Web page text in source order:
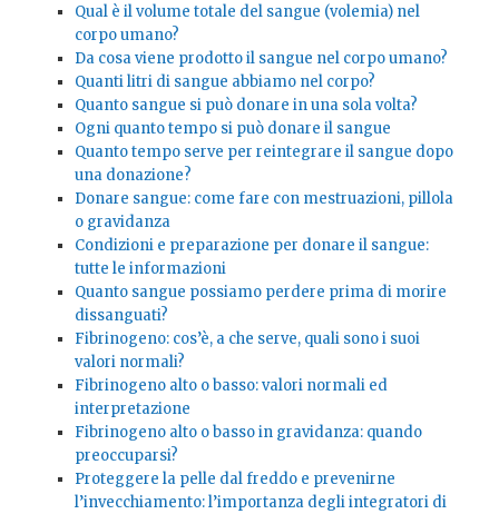
Qual è il volume totale del sangue (volemia) nel
corpo umano?
Da cosa viene prodotto il sangue nel corpo umano?
Quanti litri di sangue abbiamo nel corpo?
Quanto sangue si può donare in una sola volta?
Ogni quanto tempo si può donare il sangue
Quanto tempo serve per reintegrare il sangue dopo
una donazione?
Donare sangue: come fare con mestruazioni, pillola
o gravidanza
Condizioni e preparazione per donare il sangue:
tutte le informazioni
Quanto sangue possiamo perdere prima di morire
dissanguati?
Fibrinogeno: cos’è, a che serve, quali sono i suoi
valori normali?
Fibrinogeno alto o basso: valori normali ed
interpretazione
Fibrinogeno alto o basso in gravidanza: quando
preoccuparsi?
Proteggere la pelle dal freddo e prevenirne
l’invecchiamento: l’importanza degli integratori di